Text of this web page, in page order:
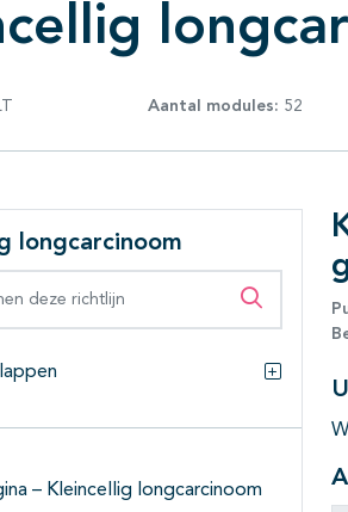
Aantal modules: 52
longcarcinoom
Zoeken
Alles
– Kleincellig longcarcinoom